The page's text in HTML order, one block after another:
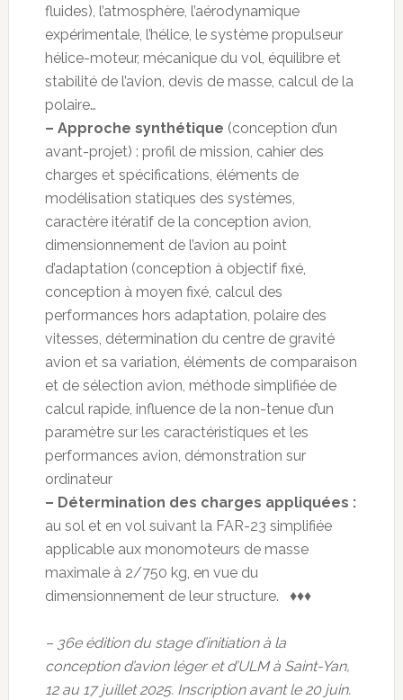
fluides), l’atmosphère, l’aérodynamique
expérimentale, l’hélice, le système propulseur
hélice-moteur, mécanique du vol, équilibre et
stabilité de l’avion, devis de masse, calcul de la
polaire…
– Approche synthétique (conception d’un
avant-projet) : profil de mission, cahier des
charges et spécifications, éléments de
modélisation statiques des systèmes,
caractère itératif de la conception avion,
dimensionnement de l’avion au point
d’adaptation (conception à objectif fixé,
conception à moyen fixé, calcul des
performances hors adaptation, polaire des
vitesses, détermination du centre de gravité
avion et sa variation, éléments de comparaison
et de sélection avion, méthode simplifiée de
calcul rapide, influence de la non-tenue d’un
paramètre sur les caractéristiques et les
performances avion, démonstration sur
ordinateur
– Détermination des charges appliquées :
au sol et en vol suivant la FAR-23 simplifiée
applicable aux monomoteurs de masse
maximale à 2/750 kg, en vue du
dimensionnement de leur structure. ♦♦♦
– 36e édition du stage d’initiation à la
conception d’avion léger et d’ULM à Saint-Yan,
12 au 17 juillet 2025. Inscription avant le 20 juin.